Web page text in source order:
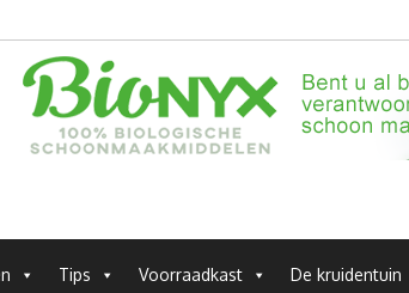
Tips Voorraadkast De kruidentuin